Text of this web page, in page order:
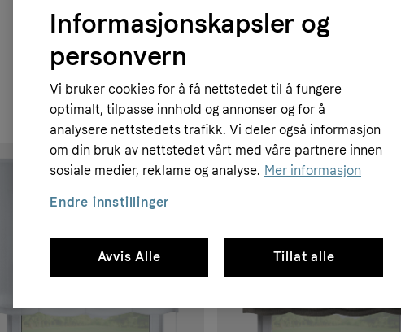
Informasjonskapsler og
personvern
Vi bruker cookies for å få nettstedet til å fungere
optimalt, tilpasse innhold og annonser og for å
analysere nettstedets trafikk. Vi deler også informasjon
om din bruk av nettstedet vårt med våre partnere innen
sosiale medier, reklame og analyse. Mer informasjon
Avvis Alle Tillat alle
Endre innstillinger